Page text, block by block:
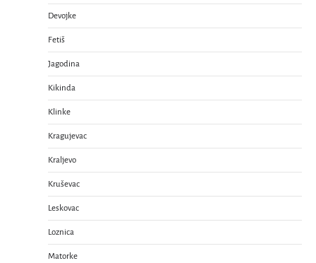
Devojke
Fetiš
Jagodina
Kikinda
Klinke
Kragujevac
Kraljevo
Kruševac
Leskovac
Loznica
Matorke